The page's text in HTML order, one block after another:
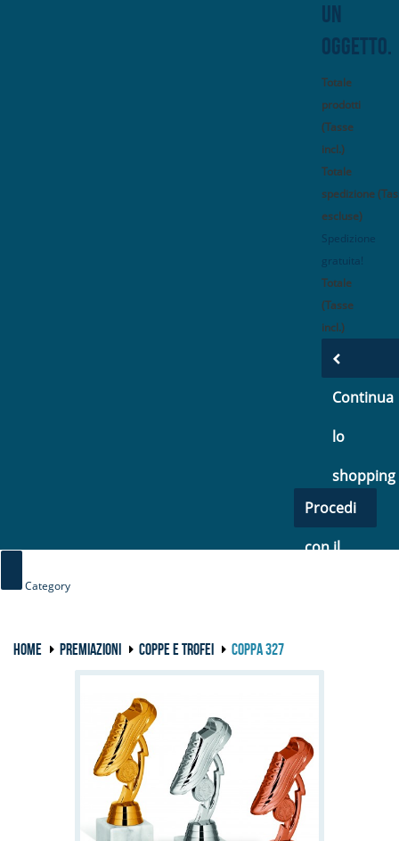
un
oggetto.
Totale
prodotti
(Tasse
incl.)
Totale
spedizione
escluse)
Spedizione
gratuita!
Totale
(Tasse
incl.)
Continua
lo
shopping
Procedi
con il
Category
HOME PREMIAZIONI COPPE E TROFEI COPPA 327